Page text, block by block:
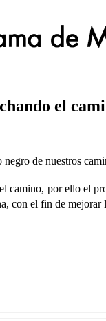
el
de nuestros
por ello el
con el fin de